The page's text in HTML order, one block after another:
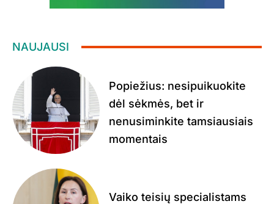
NAUJAUSI
Popiežius: nesipuikuokite
dėl sėkmės, bet ir
nenusiminkite tamsiausiais
momentais
Vaiko teisių specialistams